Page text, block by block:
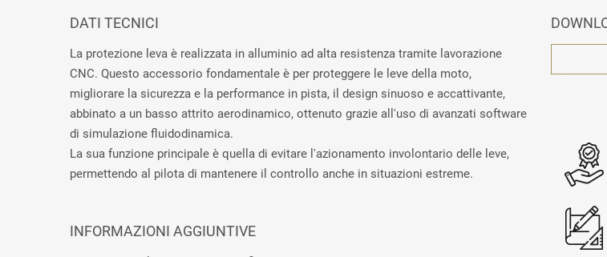
DATI TECNICI
La protezione leva è realizzata in alluminio ad alta resistenza tramite lavorazione
CNC. Questo accessorio fondamentale è per proteggere le leve della moto,
migliorare la sicurezza e la performance in pista, il design sinuoso e accattivante,
abbinato a un basso attrito aerodinamico, ottenuto grazie all'uso di avanzati software
di simulazione fluidodinamica.
La sua funzione principale è quella di evitare l'azionamento involontario delle leve,
permettendo al pilota di mantenere il controllo anche in situazioni estreme.
INFORMAZIONI AGGIUNTIVE